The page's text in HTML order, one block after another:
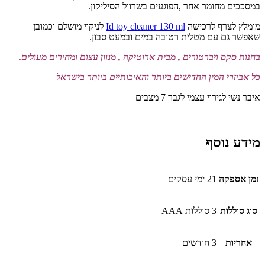
במסככים מחומר אחר ,הפוגעים בשרוול הסיליקון.
מומלץ לצרף לרכישה Id toy cleaner 130 ml לניקוי מושלם וכמובן
שאפשר גם עם מטלית רטובה במים ובמעט סבון.
בחנות סקס ויברטורים , מבית ארוטיקה , מגוון עצום ומחירים מעולים.
כל אביזרי המין החדישים ביותר והאיכותיים ביותר בישראל
איבר נשי לגירוי עצמי לגבר 7 מצבים
מידע נוסף
זמן אספקה 21 ימי עסקים
סוג סוללות 3 סוללות AAA
אחריות 3 חודשים